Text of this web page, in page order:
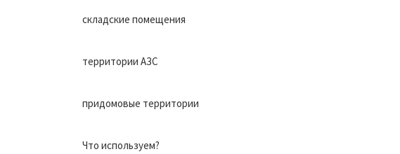
складские помещения
территории АЗС
придомовые территории
Что используем?